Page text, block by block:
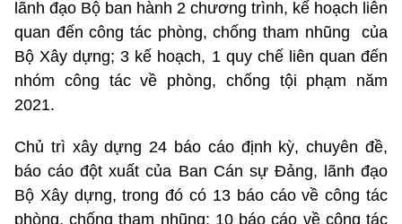
lãnh đạo Bộ ban hành 2 chương trình, kế hoạch liên
quan đến công tác phòng, chống tham nhũng của
Bộ Xây dựng; 3 kế hoạch, 1 quy chế liên quan đến
nhóm công tác về phòng, chống tội phạm năm
2021.
Chủ trì xây dựng 24 báo cáo định kỳ, chuyên đề,
báo cáo đột xuất của Ban Cán sự Đảng, lãnh đạo
Bộ Xây dựng, trong đó có 13 báo cáo về công tác
phòng, chống tham nhũng; 10 báo cáo về công tác